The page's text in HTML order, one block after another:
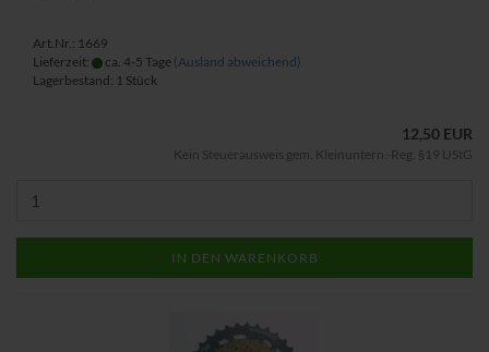
Art.Nr.: 1669
Lieferzeit:
ca. 4-5 Tage (Ausland abweichend)
Lagerbestand: 1 Stück
12,50 EUR
Kein Steuerausweis gem. Kleinuntern.-Reg. §19 UStG
IN DEN WARENKORB